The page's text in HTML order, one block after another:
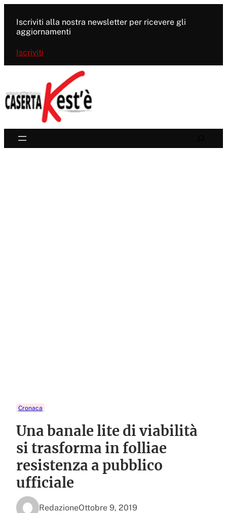
contenuto
Iscriviti alla nostra newsletter per ricevere gli
aggiornamenti
Iscriviti
Cronaca
Una banale lite di viabilità
si trasforma in folliae
resistenza a pubblico
ufficiale
RedazioneOttobre 9, 2019